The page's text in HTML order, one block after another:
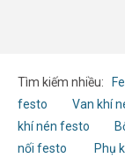
Tìm kiếm nhiều:
festo
Van khí
khí nén festo
nối festo
Phụ